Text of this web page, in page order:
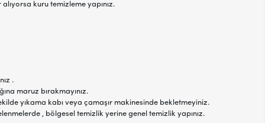
kuru temizleme yapınız.
.
maruz bırakmayınız.
yıkama kabı veya çamaşır makinesinde bekletmeyiniz.
, bölgesel temizlik yerine genel temizlik yapınız.